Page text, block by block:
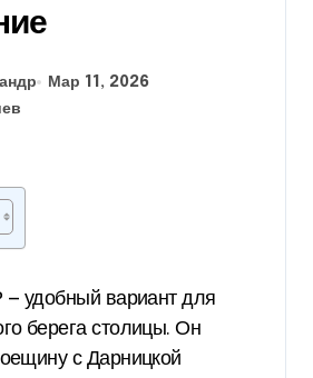
Мар 11, 2026
— удобный вариант для
берега столицы. Он
с Дарницкой